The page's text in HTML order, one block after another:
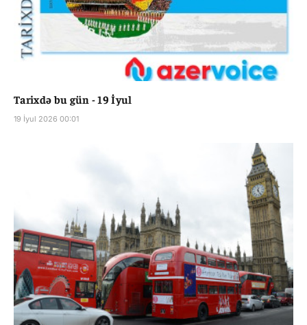
Tarixdə bu gün - 19 İyul
19 İyul 2026 00:01